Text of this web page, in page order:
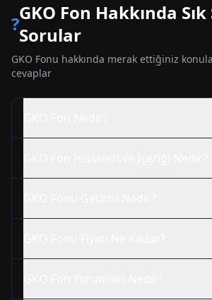
?GKO Fon Hakkında
Sorular
GKO Fonu hakkında merak ettiğiniz
cevaplar